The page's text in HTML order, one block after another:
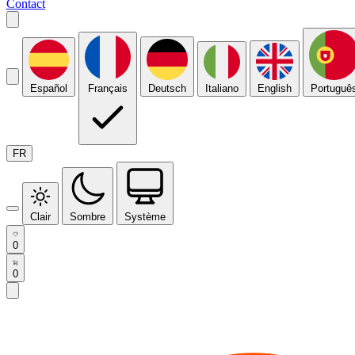
Contact
Español Français Deutsch Italiano English
FR
Clair Sombre Système
0
0